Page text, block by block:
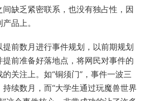
缺乏紧密联系，也没有独占性，因
品上。
提前数月进行事件规划，以前期规划
前准备好落地点，将网民对事件的
关注上。如“铜须门”，事件一波三
续数月，而“大学生通过玩魔兽世界